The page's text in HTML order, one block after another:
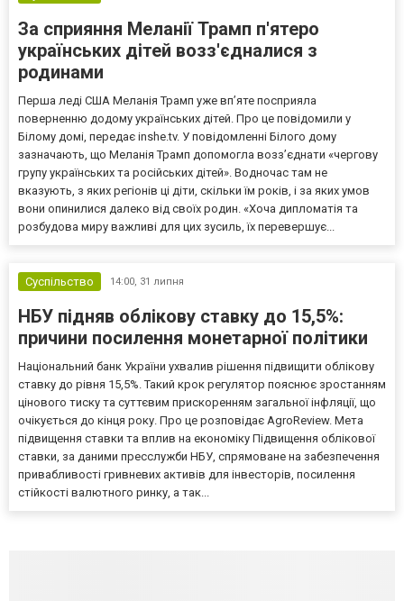
За сприяння Меланії Трамп п'ятеро
українських дітей возз'єдналися з
родинами
Перша леді США Меланія Трамп уже впʼяте посприяла
поверненню додому українських дітей. Про це повідомили у
Білому домі, передає inshe.tv. У повідомленні Білого дому
зазначають, що Меланія Трамп допомогла возз’єднати «чергову
групу українських та російських дітей». Водночас там не
вказують, з яких регіонів ці діти, скільки їм років, і за яких умов
вони опинилися далеко від своїх родин. «Хоча дипломатія та
розбудова миру важливі для цих зусиль, їх перевершує...
Суспільство 14:00, 31 липня
НБУ підняв облікову ставку до 15,5%:
причини посилення монетарної політики
Національний банк України ухвалив рішення підвищити облікову
ставку до рівня 15,5%. Такий крок регулятор пояснює зростанням
цінового тиску та суттєвим прискоренням загальної інфляції, що
очікується до кінця року. Про це розповідає AgroReview. Мета
підвищення ставки та вплив на економіку Підвищення облікової
ставки, за даними пресслужби НБУ, спрямоване на забезпечення
привабливості гривневих активів для інвесторів, посилення
стійкості валютного ринку, а так...